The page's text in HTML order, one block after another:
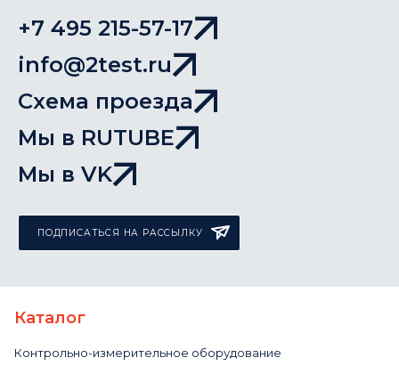
+7 495 215-57-17
info@2test.ru
Схема проезда
Мы в RUTUBE
Мы в VK
ПОДПИСАТЬСЯ НА РАССЫЛКУ
Каталог
Контрольно-измерительное оборудование